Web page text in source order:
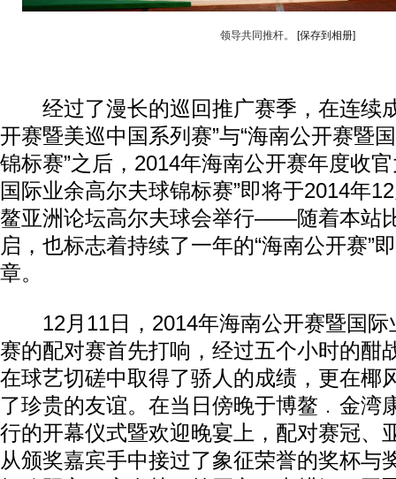
领导共同推杆。 [保存到相册]
经过了漫长的巡回推广赛季，在连续
开赛暨美巡中国系列赛”与“海南公开赛暨
锦标赛”之后，2014年海南公开赛年度收
国际业余高尔夫球锦标赛”即将于2014年
鳌亚洲论坛高尔夫球会举行——随着本站
启，也标志着持续了一年的“海南公开赛”
章。
12月11日，2014年海南公开赛暨国际
赛的配对赛首先打响，经过五个小时的酣
在球艺切磋中取得了骄人的成绩，更在椰
了珍贵的友谊。在当日傍晚于博鳌﹒金湾
行的开幕仪式暨欢迎晚宴上，配对赛冠、
从颁奖嘉宾手中接过了象征荣誉的奖杯与